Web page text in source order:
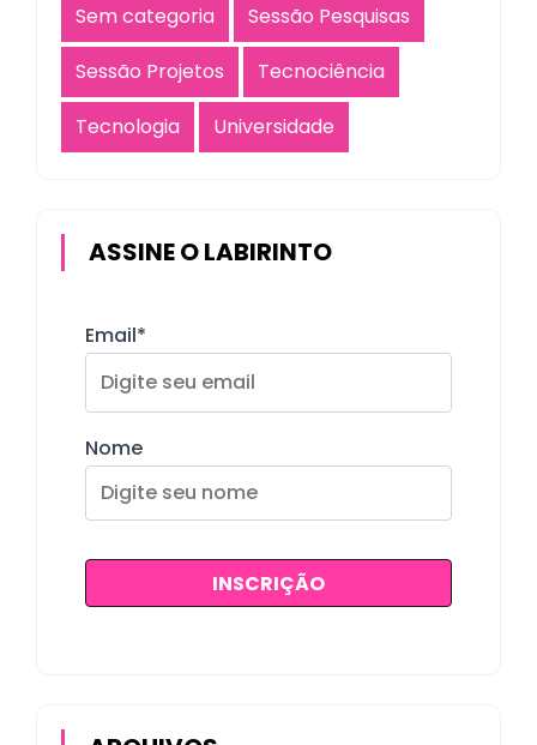
Sem categoria
Sessão Pesquisas
Sessão Projetos
Tecnociência
Tecnologia
Universidade
ASSINE O LABIRINTO
Email*
Nome